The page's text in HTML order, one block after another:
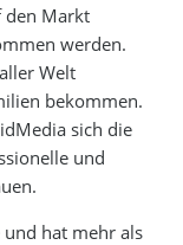
den Markt
werden.
Welt
bekommen.
sich die
und
hat mehr als